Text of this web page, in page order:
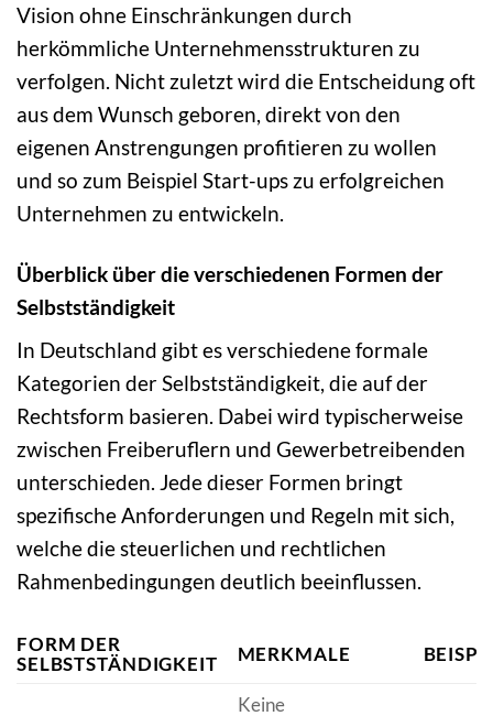
Vision ohne Einschränkungen durch
herkömmliche Unternehmensstrukturen zu
verfolgen. Nicht zuletzt wird die Entscheidung oft
aus dem Wunsch geboren, direkt von den
eigenen Anstrengungen profitieren zu wollen
und so zum Beispiel Start-ups zu erfolgreichen
Unternehmen zu entwickeln.
Überblick über die verschiedenen Formen der
Selbstständigkeit
In Deutschland gibt es verschiedene formale
Kategorien der Selbstständigkeit, die auf der
Rechtsform basieren. Dabei wird typischerweise
zwischen Freiberuflern und Gewerbetreibenden
unterschieden. Jede dieser Formen bringt
spezifische Anforderungen und Regeln mit sich,
welche die steuerlichen und rechtlichen
Rahmenbedingungen deutlich beeinflussen.
FORM DER
SELBSTSTÄNDIGKEIT
MERKMALE
Keine